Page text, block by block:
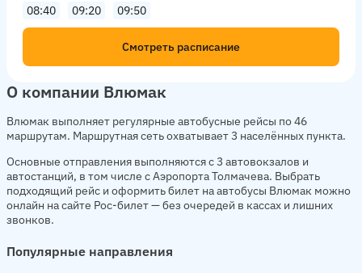
08:40
09:20 09:50
Смотреть расписание
О компании Влюмак
Влюмак выполняет регулярные автобусные рейсы по 46
маршрутам. Маршрутная сеть охватывает 3 населённых пункта.
Основные отправления выполняются с 3 автовокзалов и
автостанций, в том числе с Аэропорта Толмачева. Выбрать
подходящий рейс и оформить билет на автобусы Влюмак можно
онлайн на сайте Рос-билет — без очередей в кассах и лишних
звонков.
Популярные направления